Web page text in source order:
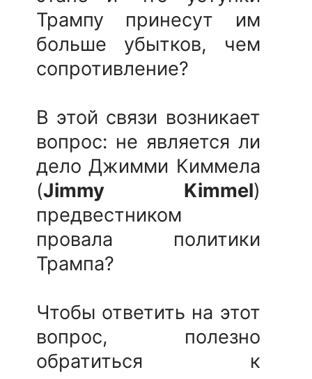
Трампу принесут им
больше убытков, чем
сопротивление?
В этой связи возникает
вопрос: не является ли
дело Джимми Киммела
(Jimmy Kimmel)
предвестником
провала политики
Трампа?
Чтобы ответить на этот
вопрос, полезно
обратиться к